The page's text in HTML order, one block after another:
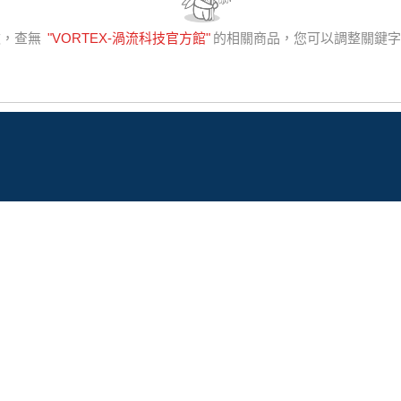
查無 "VORTEX-渦流科技官方館" 的相關商品，您可以調整關鍵